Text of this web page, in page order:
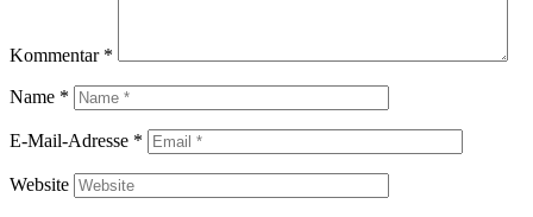
Kommentar *
Name *
E-Mail-Adresse *
Website